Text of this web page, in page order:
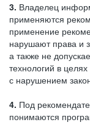
3. Владелец
применяются
применение
нарушают права и
а также не
технологий в
с нарушением
4. Под
понимаются